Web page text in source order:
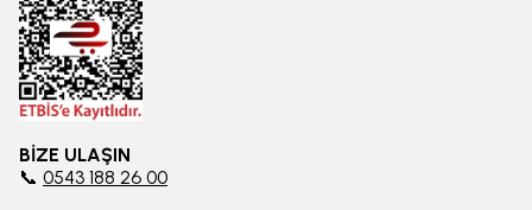
BİZE ULAŞIN
📞 0543 188 26 00